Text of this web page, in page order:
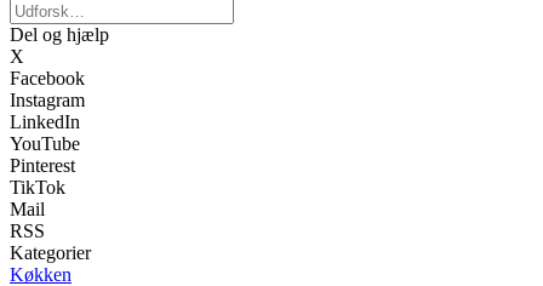
Del og hjælp
X
Facebook
Instagram
LinkedIn
YouTube
Pinterest
TikTok
Mail
RSS
Kategorier
Køkken